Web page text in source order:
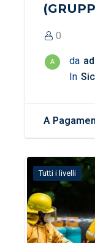
0
A da
In
A
Tutti i livelli